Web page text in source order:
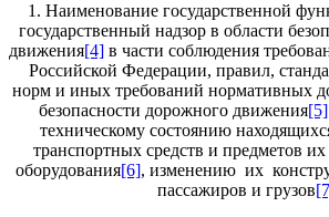
1. Наименование государственной
государственный надзор в области
движения[4] в части соблюдения
Российской Федерации, правил,
норм и иных требований нормативных
безопасности дорожного движения[5]
техническому состоянию
транспортных средств и предметов
оборудования[6], изменению их
пассажиров и грузов